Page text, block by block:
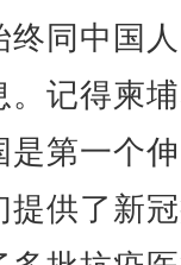
终同中国
。记得柬
是第一个
提供了新